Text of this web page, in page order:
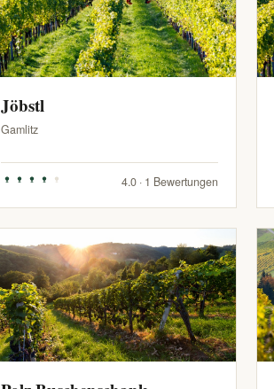
Jöbstl
Gamlitz
4.0 · 1 Bewertungen